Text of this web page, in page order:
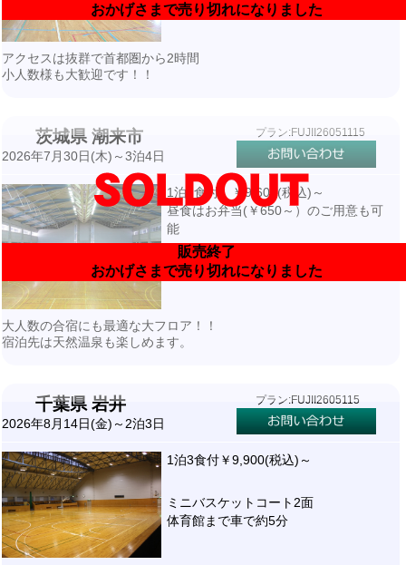
おかげさまで売り切れになりました
アクセスは抜群で首都圏から2時間
小人数様も大歓迎です！！
販売終了
おかげさまで売り切れになりました
茨城県 潮来市
2026年7月30日(木)～3泊4日
プラン:FUJII26051115
1泊2食付 ￥9,600(税込)～
昼食はお弁当(￥650～）のご用意も可
能
ミニバスケット2面
宿泊先より車で約15分・送迎付き
大人数の合宿にも最適な大フロア！！
宿泊先は天然温泉も楽しめます。
千葉県 岩井
2026年8月14日(金)～2泊3日
プラン:FUJII2605115
1泊3食付￥9,900(税込)～
ミニバスケットコート2面
体育館まで車で約5分